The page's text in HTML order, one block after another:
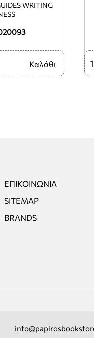
WRITING
Καλάθι
ΕΠΙΚΟΙΝΩΝΊΑ
SITEMAP
BRANDS